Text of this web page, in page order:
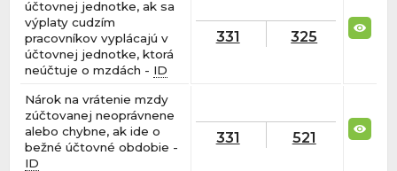
účtovnej jednotke, ak sa
výplaty cudzím
pracovníkov vyplácajú v
účtovnej jednotke, ktorá
neúčtuje o mzdách - ID
331 325
Nárok na vrátenie mzdy
zúčtovanej neoprávnene
alebo chybne, ak ide o
bežné účtovné obdobie -
ID
331 521